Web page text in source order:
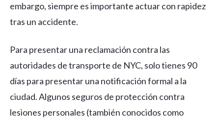
embargo, siempre es importante actuar con rapidez
tras un accidente.
Para presentar una reclamación contra las
autoridades de transporte de NYC, solo tienes 90
días para presentar una notificación formal a la
ciudad. Algunos seguros de protección contra
lesiones personales (también conocidos como